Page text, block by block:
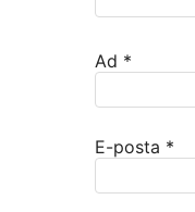
Ad *
E-posta *